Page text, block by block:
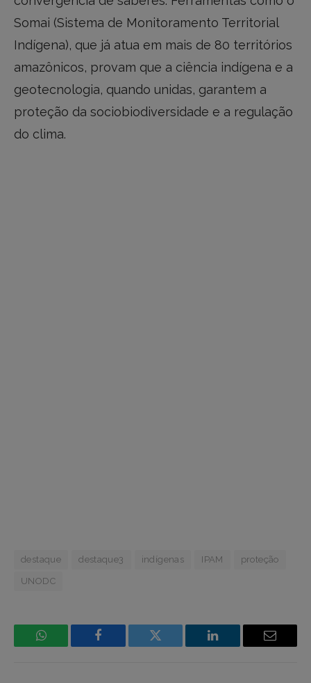
Somai (Sistema de Monitoramento Territorial
Indígena), que já atua em mais de 80 territórios
amazônicos, provam que a ciência indígena e a
geotecnologia, quando unidas, garantem a
proteção da sociobiodiversidade e a regulação
do clima.
destaque destaque3 indígenas IPAM proteção
UNODC
WhatsApp Facebook
Incorpore
LinkedIn Email